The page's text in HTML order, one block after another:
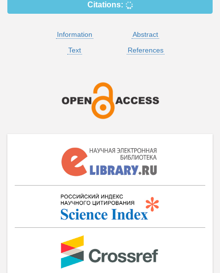
Citations:
Information
Abstract
Text
References